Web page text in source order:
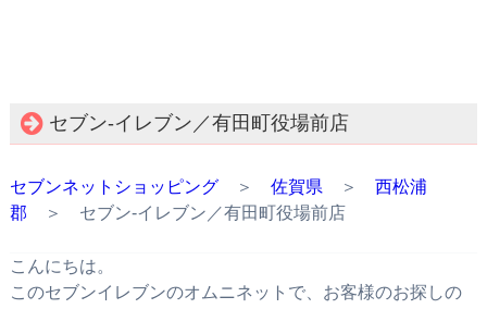
セブン‐イレブン／有田町役場前店
セブンネットショッピング＞ 佐賀県 ＞ 西松浦
郡 ＞ セブン‐イレブン／有田町役場前店
こんにちは。
このセブンイレブンのオムニネットで、お客様のお探しの